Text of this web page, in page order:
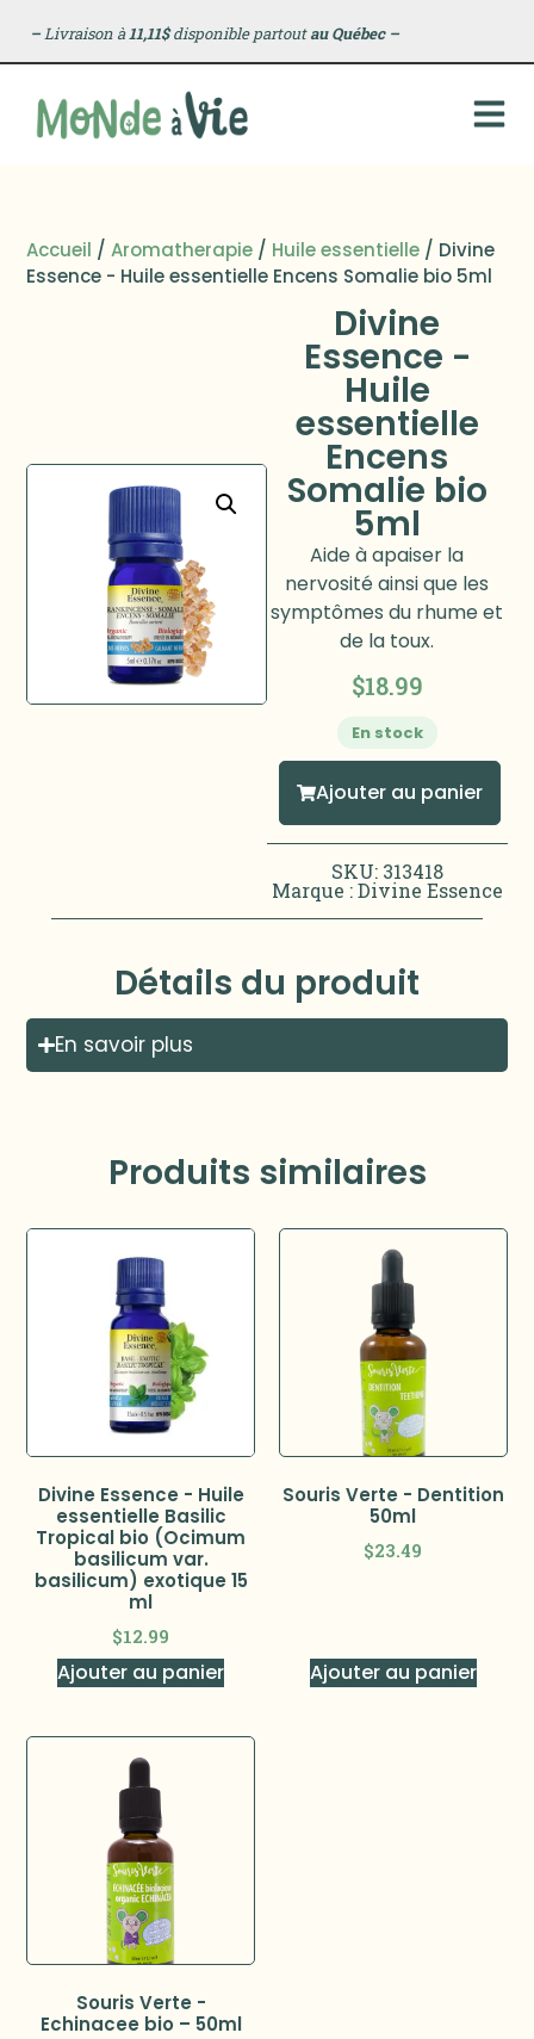
–Livraison à11,11$disponible partoutau Québec –
Accueil /Aromatherapie / Huile essentielle / Divine
Essence - Huile essentielle Encens Somalie bio 5ml
Divine
Essence -
Huile
essentielle
Encens
Somalie bio
5ml
Aide à apaiser la
nervosité ainsi que les
symptômes du rhume et
de la toux.
$18.99
En stock
Ajouter au panier
SKU: 313418
Marque :Divine Essence
Détails du produit
En savoir plus
Produits similaires
Divine Essence - Huile
essentielle Basilic
Tropical bio (Ocimum
basilicum var.
basilicum) exotique 15
ml
$12.99
Ajouter au panier
Souris Verte - Dentition
50ml
$23.49
Ajouter au panier
Souris Verte -
Echinacee bio – 50ml